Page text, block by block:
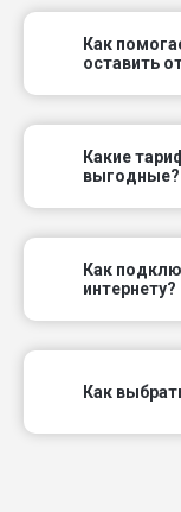
Воткинское
Выставочный
Как
оставить
Какие
выгодные?
Как
интернету?
Как